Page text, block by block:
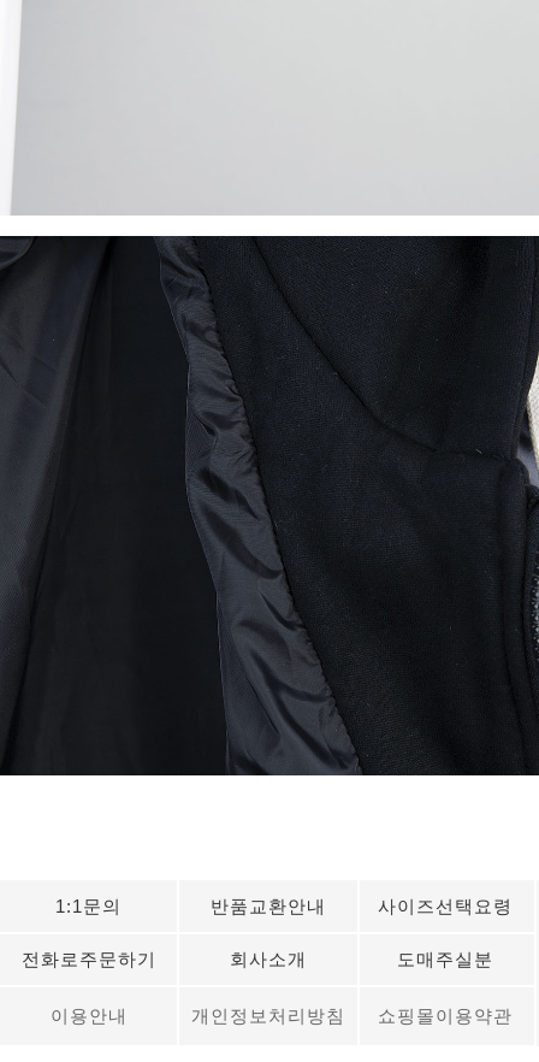
1:1문의 반품교환안내 사이즈선택요령
전화로주문하기 회사소개 도매주실분
이용안내 개인정보처리방침 쇼핑몰이용약관